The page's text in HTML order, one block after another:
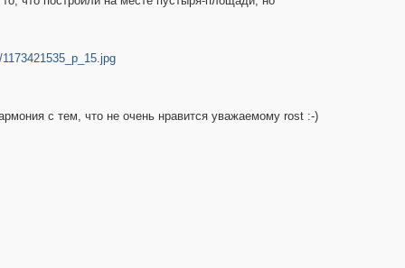
с тем, что не очень нравится уважаемому rost :-)